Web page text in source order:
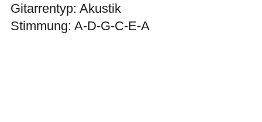
Gitarrentyp: Akustik
Stimmung: A-D-G-C-E-A